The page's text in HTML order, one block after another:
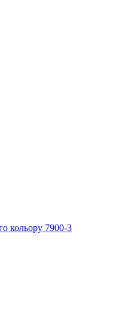
кольору 7900-3